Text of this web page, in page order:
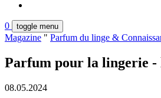
0 toggle menu
Magazine " Parfum du linge &
Parfum pour la lingerie -
08.05.2024